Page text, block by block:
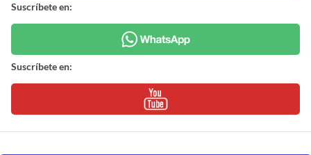
Suscríbete en:
Suscríbete en: